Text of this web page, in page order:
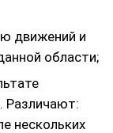
движений и
области;
Различают:
нескольких